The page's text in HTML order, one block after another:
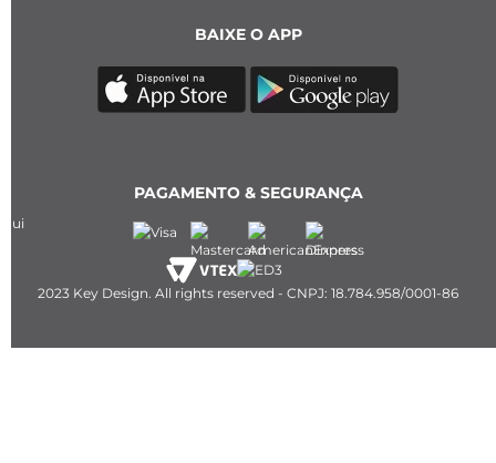
BAIXE O APP
PAGAMENTO & SEGURANÇA
2023 Key Design. All rights reserved - CNPJ: 18.784.958/0001-86